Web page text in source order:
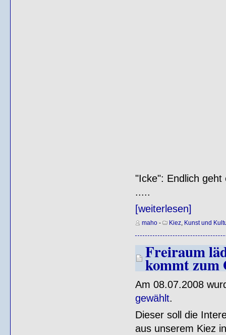
"Icke": Endlich
.....
[weiterlesen]
maho- Kiez, Kunst und
Freiraum
kommt zum
Am 08.07.2008
gewählt.
Dieser soll die
aus unserem Kiez